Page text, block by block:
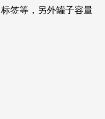
签等，另外罐子容量